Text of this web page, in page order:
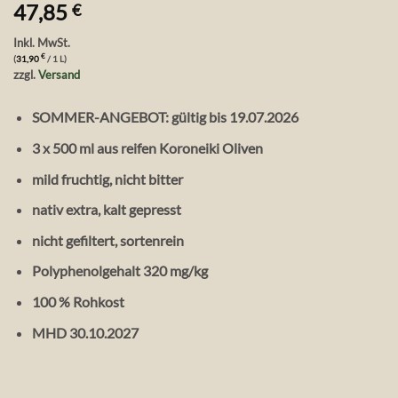
47,85 €
Inkl. MwSt.
(31,90 € / 1 L)
zzgl.Versand
SOMMER-ANGEBOT: gültig bis 19.07.2026
3 x 500 ml aus reifen Koroneiki Oliven
mild fruchtig, nicht bitter
nativ extra, kalt gepresst
nicht gefiltert, sortenrein
Polyphenolgehalt 320 mg/kg
100 % Rohkost
MHD 30.10.2027